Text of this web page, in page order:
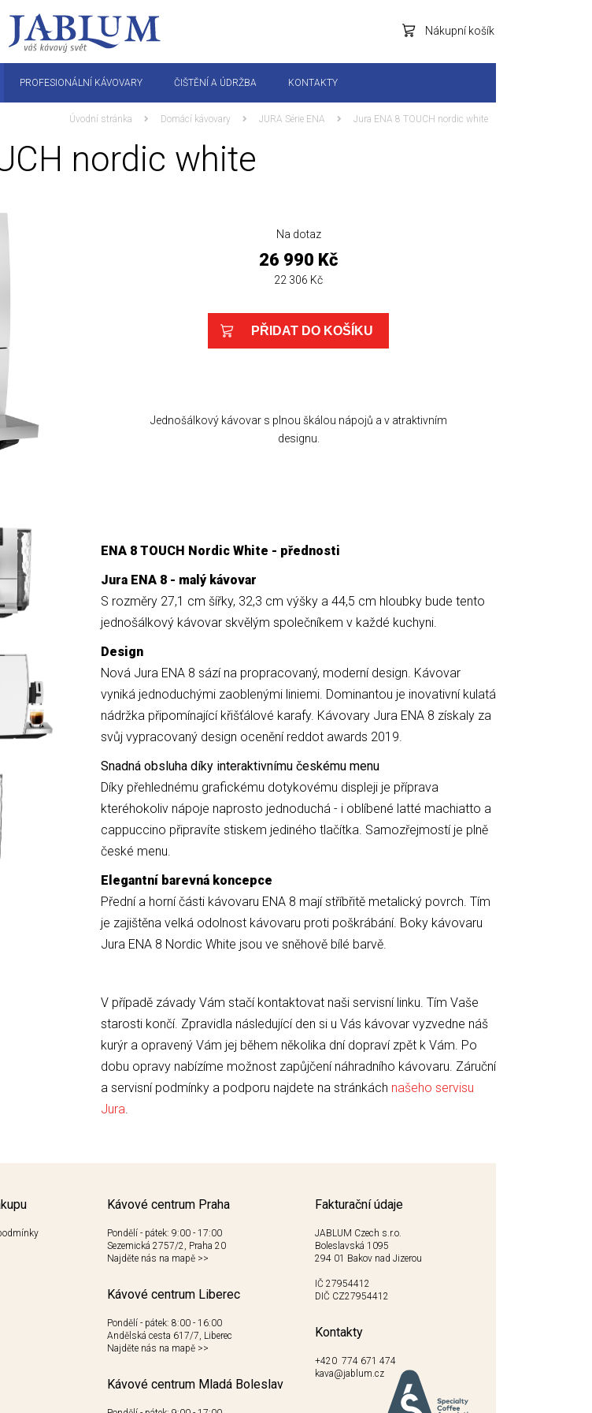
PROFESIONÁLNÍ KÁVOVARY ČIŠTĚNÍ A ÚDRŽBA KONTAKTY
Nákupní košík
nordic white
Úvodní stránka Domácí kávovary JURA Série ENA Jura ENA 8 TOUCH nordic white
26 990 Kč
22 306 Kč
Na dotaz
Jednošálkový kávovar s plnou škálou nápojů a v atraktivním
designu.
ENA 8 TOUCH Nordic White - přednosti
Jura ENA 8 - malý kávovar
S rozměry 27,1 cm šířky, 32,3 cm výšky a 44,5 cm hloubky bude tento
jednošálkový kávovar skvělým společníkem v každé kuchyni.
Design
Nová Jura ENA 8 sází na propracovaný, moderní design. Kávovar
vyniká jednoduchými zaoblenými liniemi. Dominantou je inovativní kulatá
nádržka připomínající křišťálové karafy. Kávovary Jura ENA 8 získaly za
svůj vypracovaný design ocenění reddot awards 2019.
Snadná obsluha díky interaktivnímu českému menu
Díky přehlednému grafickému dotykovému displeji je příprava
kteréhokoliv nápoje naprosto jednoduchá - i oblíbené latté machiatto a
cappuccino připravíte stiskem jediného tlačítka. Samozřejmostí je plně
české menu.
Elegantní barevná koncepce
Přední a horní části kávovaru ENA 8 mají stříbřitě metalický povrch. Tím
je zajištěna velká odolnost kávovaru proti poškrábání. Boky kávovaru
Jura ENA 8 Nordic White jsou ve sněhově bílé barvě.
V případě závady Vám stačí kontaktovat naši servisní linku. Tím Vaše
starosti končí. Zpravidla následující den si u Vás kávovar vyzvedne náš
kurýr a opravený Vám jej během několika dní dopraví zpět k Vám. Po
dobu opravy nabízíme možnost zapůjčení náhradního kávovaru. Záruční
a servisní podmínky a podporu najdete na stránkách našeho servisu
Jura
Kávové centrum Praha
Pondělí - pátek: 9:00 - 17:00
Sezemická 2757/2, Praha 20
Najděte nás na mapě >>
Kávové centrum Liberec
Pondělí - pátek: 8:00 - 16:00
Andělská cesta 617/7, Liberec
Najděte nás na mapě >>
Kávové centrum Mladá Boleslav
Fakturační údaje
JABLUM Czech s.r.o.
Boleslavská 1095
294 01 Bakov nad Jizerou
IČ 27954412
DIČ CZ27954412
Kontakty
+420 774 671 474
kava@jablum.cz